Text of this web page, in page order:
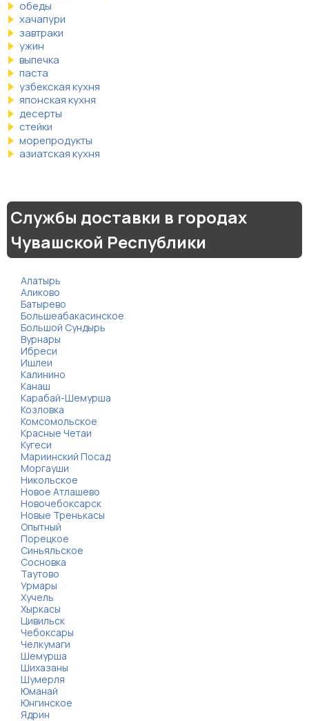
обеды
хачапури
завтраки
ужин
выпечка
паста
узбекская кухня
японская кухня
десерты
стейки
морепродукты
азиатская кухня
Службы доставки в городах
Чувашской Республики
Алатырь
Аликово
Батырево
Большеабакасинское
Большой Сундырь
Вурнары
Ибреси
Ишлеи
Калинино
Канаш
Карабай-Шемурша
Козловка
Комсомольское
Красные Четаи
Кугеси
Мариинский Посад
Моргауши
Никольское
Новое Атлашево
Новочебоксарск
Новые Тренькасы
Опытный
Порецкое
Синьяльское
Сосновка
Таутово
Урмары
Хучель
Хыркасы
Цивильск
Чебоксары
Челкумаги
Шемурша
Шихазаны
Шумерля
Юманай
Юнгинское
Ядрин